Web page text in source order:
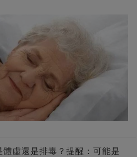
虛還是排毒？提醒：可能是